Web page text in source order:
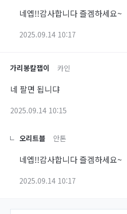
네엡!!감사합니다 즐겜하세요~
2025.09.14 10:17
가리봉칼잽이 카인
네 팔면 됩니댜
2025.09.14 10:15
오리트블 안톤
네엡!!감사합니다 즐겜하세요~
2025.09.14 10:17